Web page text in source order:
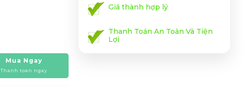
Mua Ngay
Thanh toán ngay
Giá thành hợp lý
Thanh Toán An Toàn Và Tiện
Lợi